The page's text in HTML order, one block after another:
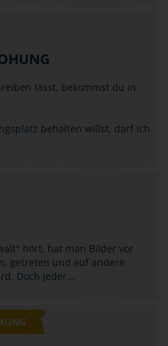
lässt, bekommst du in
behalten willst, darf ich
hört, hat man Bilder vor
getreten und auf andere
Doch jeder…